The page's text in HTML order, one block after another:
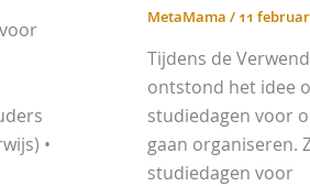
•
MetaMama / 11
Tijdens de
ontstond het idee
studiedagen voor
gaan organiseren.
studiedagen voor